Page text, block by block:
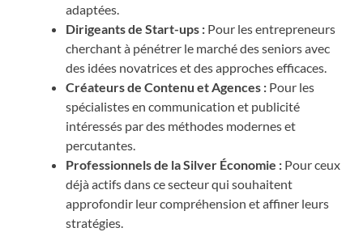
adaptées.
Dirigeants de Start-ups : Pour les entrepreneurs
cherchant à pénétrer le marché des seniors avec
des idées novatrices et des approches efficaces.
Créateurs de Contenu et Agences : Pour les
spécialistes en communication et publicité
intéressés par des méthodes modernes et
percutantes.
Professionnels de la Silver Économie : Pour ceux
déjà actifs dans ce secteur qui souhaitent
approfondir leur compréhension et affiner leurs
stratégies.